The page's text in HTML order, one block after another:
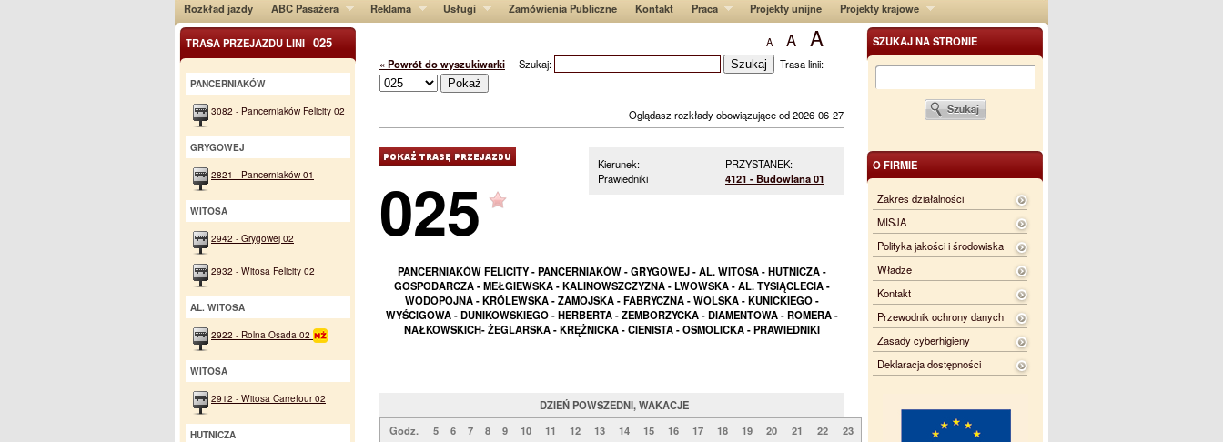
Rozkład jazdy ABC Pasażera Reklama Usługi Zamówienia Publiczne Kontakt Praca Projekty unijne Projekty krajowe
SZUKAJ NA STRONIE
O FIRMIE
Zakres działalności
MISJA
Polityka jakości i środowiska
Władze
Kontakt
Przewodnik ochrony danych
Zasady cyberhigieny
Deklaracja dostępności
A A A
« Powrót do wyszukiwarki Szukaj: Trasa linii:
Oglądasz rozkłady obowiązujące od 2026-06-27
PRZYSTANEK:
4121 - Budowlana 01
Kierunek:
Prawiedniki
025
PANCERNIAKÓW FELICITY - PANCERNIAKÓW - GRYGOWEJ - AL. WITOSA - HUTNICZA -
GOSPODARCZA - MEŁGIEWSKA - KALINOWSZCZYZNA - LWOWSKA - AL. TYSIĄCLECIA -
WODOPOJNA - KRÓLEWSKA - ZAMOJSKA - FABRYCZNA - WOLSKA - KUNICKIEGO -
WYŚCIGOWA - DUNIKOWSKIEGO - HERBERTA - ZEMBORZYCKA - DIAMENTOWA - ROMERA -
NAŁKOWSKICH- ŻEGLARSKA - KRĘŻNICKA - CIENISTA - OSMOLICKA - PRAWIEDNIKI
DZIEŃ POWSZEDNI, WAKACJE
Godz.
5 6 7 8 9 10 11 12 13 14 15 16 17 18 19 20 21 22
23
TRASA PRZEJAZDU LINI 025
PANCERNIAKÓW
3082 - Pancerniaków Felicity 02
GRYGOWEJ
2821 - Pancerniaków 01
WITOSA
2942 - Grygowej 02
2932 - Witosa Felicity 02
AL. WITOSA
2922 - Rolna Osada 02
WITOSA
2912 - Witosa Carrefour 02
HUTNICZA